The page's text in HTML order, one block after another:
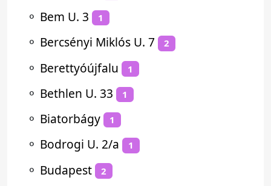
⚬ Bem U. 3 1
⚬ Bercsényi Miklós U. 7 2
⚬ Berettyóújfalu 1
⚬ Bethlen U. 33 1
⚬ Biatorbágy 1
⚬ Bodrogi U. 2/a 1
⚬ Budapest 2